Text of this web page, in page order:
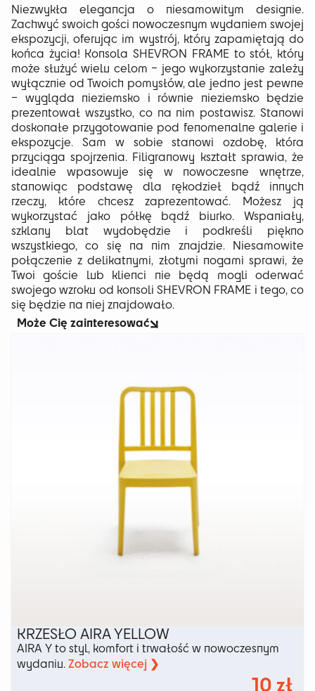
Niezwykła elegancja o niesamowitym designie.
Zachwyć swoich gości nowoczesnym wydaniem swojej
ekspozycji, oferując im wystrój, który zapamiętają do
końca życia! Konsola SHEVRON FRAME to stół, który
może służyć wielu celom – jego wykorzystanie zależy
wyłącznie od Twoich pomysłów, ale jedno jest pewne
– wygląda nieziemsko i równie nieziemsko będzie
prezentował wszystko, co na nim postawisz. Stanowi
doskonałe przygotowanie pod fenomenalne galerie i
ekspozycje. Sam w sobie stanowi ozdobę, która
przyciąga spojrzenia. Filigranowy kształt sprawia, że
idealnie wpasowuje się w nowoczesne wnętrze,
stanowiąc podstawę dla rękodzieł bądź innych
rzeczy, które chcesz zaprezentować. Możesz ją
wykorzystać jako półkę bądź biurko. Wspaniały,
szklany blat wydobędzie i podkreśli piękno
wszystkiego, co się na nim znajdzie. Niesamowite
połączenie z delikatnymi, złotymi nogami sprawi, że
Twoi goście lub klienci nie będą mogli oderwać
swojego wzroku od konsoli SHEVRON FRAME i tego, co
się będzie na niej znajdowało.
Może Cię zainteresować
KRZESŁO AIRA YELLOW
AIRA Y to styl, komfort i trwałość w nowoczesnym
wydaniu. Zobacz więcej ❯
10 zł